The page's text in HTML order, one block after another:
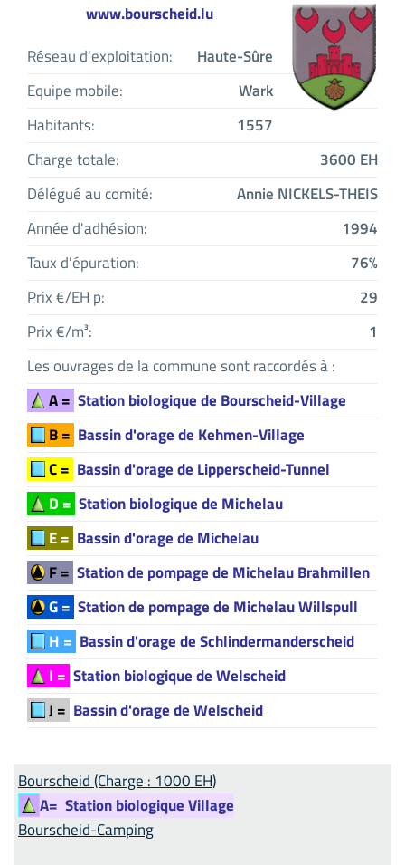
www.bourscheid.lu
Réseau d'exploitation:
Haute-Sûre
Equipe mobile:
Wark
Habitants:
1557
Charge totale:
3600 EH
Délégué au comité:
Annie NICKELS-THEIS
Année d'adhésion:
1994
Taux d'épuration:
76%
Prix €/EH p:
29
Prix €/m³:
1
Les ouvrages de la commune sont raccordés à :
A = Station biologique de Bourscheid-Village
B = Bassin d'orage de Kehmen-Village
C = Bassin d'orage de Lipperscheid-Tunnel
D = Station biologique de Michelau
E = Bassin d'orage de Michelau
F = Station de pompage de Michelau Brahmillen
G = Station de pompage de Michelau Willspull
H = Bassin d'orage de Schlindermanderscheid
I = Station biologique de Welscheid
J = Bassin d'orage de Welscheid
Bourscheid (Charge : 1000 EH)
A=
Station biologique Village
Bourscheid-Camping